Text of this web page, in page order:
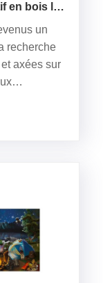
en bois le
un
recherche
axées sur
cognitives